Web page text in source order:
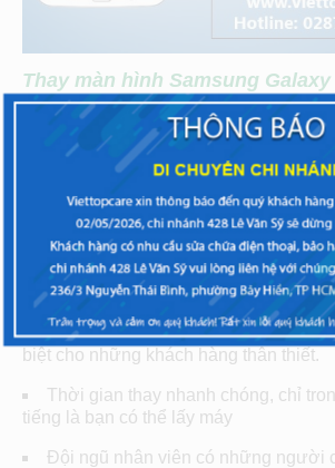
Thay màn hình Samsung
gì đặt biệt so với những địa chỉ
Với nhiều năm kinh nghiệm trên thị
điện thoại, máy tính bảng, chúng tôi
mình để đem lại những dịch vụ tốt nhất:
Linh phụ kiện là hàng chính hãng,
ràng
Chi phí thay màn hình Samsung
luôn có giá tốt nhất, ngoài ra chúng tôi
biệt cho những khách hàng thân thiết.
Thời gian thay nhanh chóng, chỉ
tiếng là bạn có thể lấy máy
Đội ngũ nhân viên có những người